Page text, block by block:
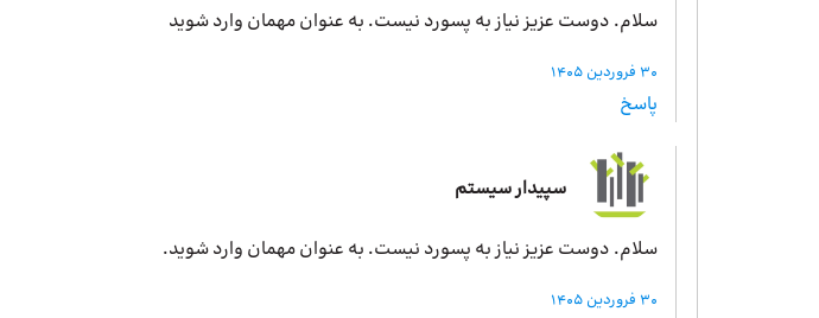
سلام. دوست عزیز نیاز به پسورد نیست. به عنوان مهمان وارد شوید
30 فروردین 1405
پاسخ
سپیدار سیستم
سلام. دوست عزیز نیاز به پسورد نیست. به عنوان مهمان وارد شوید.
30 فروردین 1405